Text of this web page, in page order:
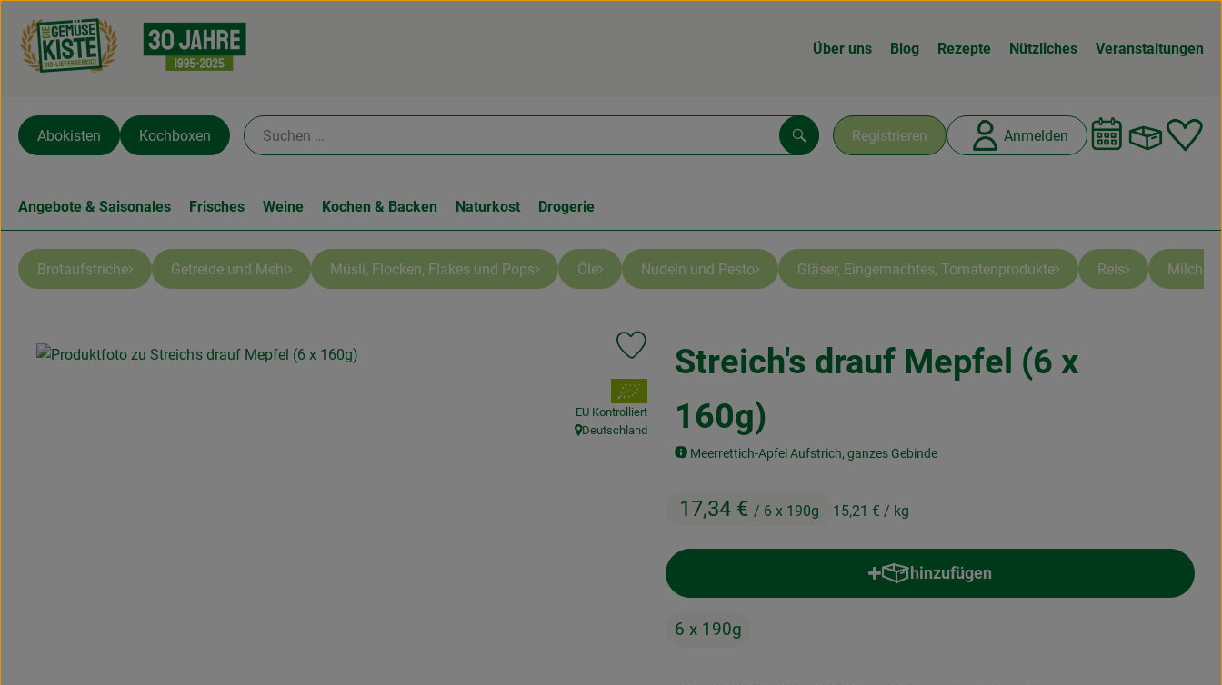
Über uns Blog Rezepte Nützliches Veranstaltungen
Registrieren Anmelden
Suchen
Abokisten Kochboxen
Angebote & Saisonales Frisches Weine Kochen & Backen Naturkost Drogerie
Brotaufstriche Getreide und Mehl Müsli, Flocken, Flakes und Pops Öle Nudeln und Pesto Gläser, Eingemachtes, Tomatenprodukte Reis
Streich's drauf Mepfel (6 x
160g)
Meerrettich-Apfel Aufstrich, ganzes Gebinde
17,34 € / 6 x 190g 15,21 € / kg
Produkt zu Favouriten hinzufügen
, Verband:
EU Kontrolliert
, Herkunft:
Deutschland
hinzufügen
Produkt zum Warenkorb hinzufügen
6 x 190g